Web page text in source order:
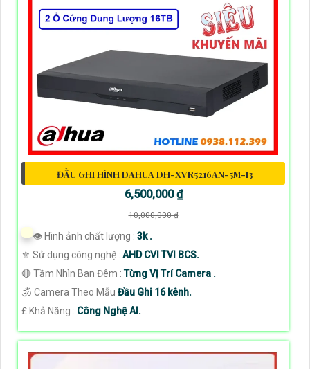
ĐẦU GHI HÌNH DAHUA DH-XVR5216AN-5M-I3
6,500,000 ₫
10,000,000 ₫
👁 Hình ảnh chất lượng : 3k .
⚜️ Sử dụng công nghệ : AHD CVI TVI BCS.
🔴 Tầm Nhìn Ban Đêm :Từng Vị Trí Camera .
🕉️ Camera Theo Mẫu Đầu Ghi 16 kênh.
️₤ Khả Năng : Công Nghệ AI.